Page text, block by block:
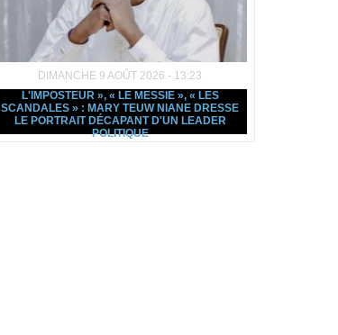
DIMANCHE 9 AOÛT 2026 - 13:23
L'IMPOSTEUR », « LE MESSIE », « LES
SCANDALES » : MARY TEUW NIANE DRESSE
LE PORTRAIT DÉCAPANT D'UN LEADER
POLITIQUE